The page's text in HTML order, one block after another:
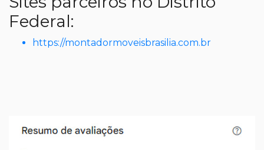
Federal:
https://montadormoveisbrasilia.com.br